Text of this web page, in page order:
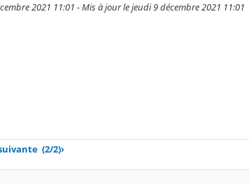
2021 11:01 - Mis à jour le jeudi 9 décembre 2021 11:01
(2/2)›